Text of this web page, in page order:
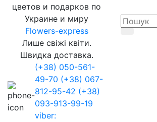
цветов и подарков по
Украине и миру
Flowers-express
Лише свіжі квіти.
Швидка доставка.
(+38) 050-561-
49-70 (+38) 067-
812-95-42 (+38)
093-913-99-19
viber: